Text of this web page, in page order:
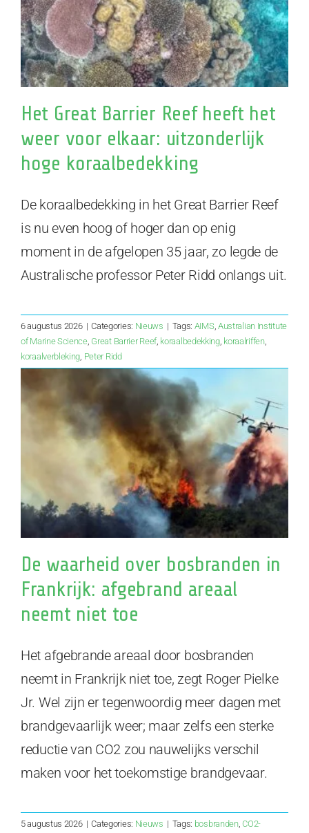
Het Great Barrier Reef heeft het
weer voor elkaar: uitzonderlijk
hoge koraalbedekking
De koraalbedekking in het Great Barrier Reef
is nu even hoog of hoger dan op enig
moment in de afgelopen 35 jaar, zo legde de
Australische professor Peter Ridd onlangs uit.
6 augustus 2026 | Categories: Nieuws | Tags: AIMS, Australian Institute
of Marine Science, Great Barrier Reef, koraalbedekking, koraalriffen,
koraalverbleking, Peter Ridd
De waarheid over bosbranden in
Frankrijk: afgebrand areaal
neemt niet toe
Het afgebrande areaal door bosbranden
neemt in Frankrijk niet toe, zegt Roger Pielke
Jr. Wel zijn er tegenwoordig meer dagen met
brandgevaarlijk weer; maar zelfs een sterke
reductie van CO2 zou nauwelijks verschil
maken voor het toekomstige brandgevaar.
5 augustus 2026 | Categories: Nieuws | Tags: bosbranden,CO2-